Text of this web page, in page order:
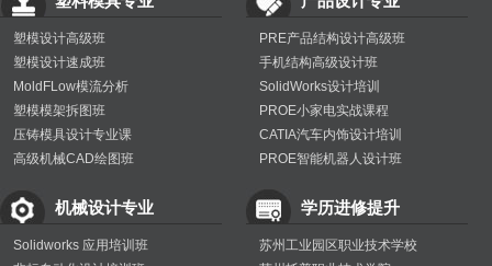
塑模设计高级班
塑模设计速成班
MoldFLow模流分析
塑模模架拆图班
压铸模具设计专业课
高级机械CAD绘图班
PRE产品结构设计高级班
手机结构高级设计班
SolidWorks设计培训
PROE小家电实战课程
CATIA汽车内饰设计培训
PROE智能机器人设计班
机械设计专业
Solidworks 应用培训班
学历进修提升
苏州工业园区职业技术学校